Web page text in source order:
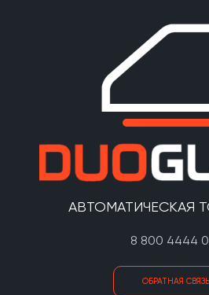
АВТОМАТИЧЕСКАЯ
8 800 4444
ОБРАТНАЯ СВЯЗЬ